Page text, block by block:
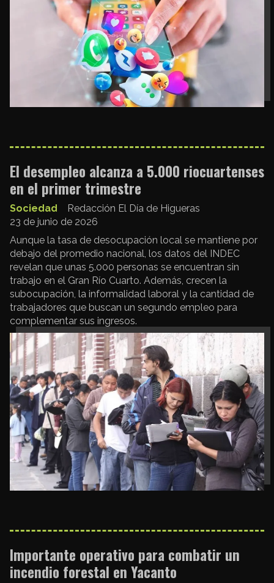
El desempleo alcanza a 5.000 riocuartenses
en el primer trimestre
Redacción El Día de Higueras
Sociedad
23 de junio de 2026
Aunque la tasa de desocupación local se mantiene por
debajo del promedio nacional, los datos del INDEC
revelan que unas 5.000 personas se encuentran sin
trabajo en el Gran Río Cuarto. Además, crecen la
subocupación, la informalidad laboral y la cantidad de
trabajadores que buscan un segundo empleo para
complementar sus ingresos.
Importante operativo para combatir un
incendio forestal en Yacanto